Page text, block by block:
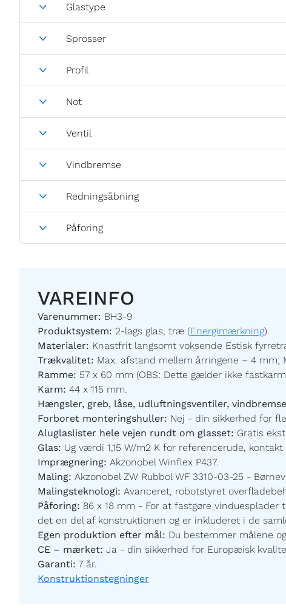
Glastype
Sprosser
Profil
Not
Ventil
Vindbremse
Redningsåbning
Påforing
VAREINFO
Varenummer: BH3-9
Produktsystem: 2-lags glas, træ (Energimærkning).
Materialer: Knastfrit langsomt voksende Estisk
Trækvalitet: Max. afstand mellem årringene – 4 mm;
Ramme: 57 x 60 mm (OBS: Dette gælder ikke
Karm: 44 x 115 mm.
Hængsler, greb, låse, udluftningsventiler,
Forboret monteringshuller: Nej - din sikkerhed for
Aluglaslister hele vejen rundt om glasset: Gratis
Glas: Ug værdi 1,15 W/m2 K for referencerude,
Imprægnering: Akzonobel Winflex P437.
Maling: Akzonobel ZW Rubbol WF 3310-03-25 -
Malingsteknologi: Avanceret, robotstyret
Påforing: 86 x 18 mm - For at fastgøre
det en del af konstruktionen og er inkluderet i de
Egen produktion efter mål: Du bestemmer målene
CE – mærket: Ja - din sikkerhed for Europæisk
Garanti: 7 år.
Konstruktionstegninger